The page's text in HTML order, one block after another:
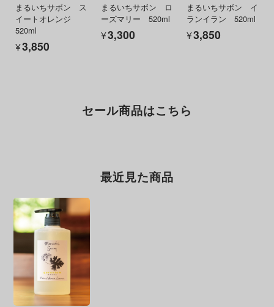
まるいちサボン ス
イートオレンジ
520ml
¥3,850
まるいちサボン ロ
ーズマリー 520ml
¥3,300
まるいちサボン イ
ランイラン 520ml
¥3,850
セール商品はこちら
最近見た商品